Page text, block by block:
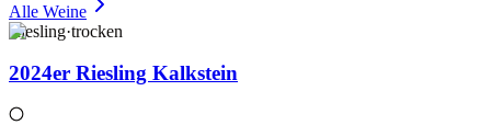
Alle Weine
Riesling·trocken
2024er Riesling Kalkstein